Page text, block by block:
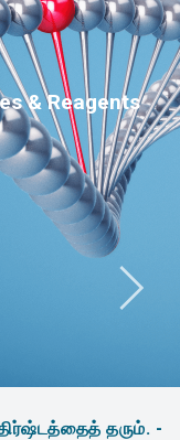
& Reagents
தரும். -